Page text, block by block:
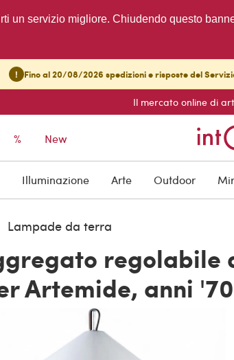
un servizio migliore. Chiudendo questo
! Fino al 20/08/2026 spedizioni e risposte del
Il mercato online di
% New
Illuminazione Arte Outdoor
Lampade da terra
regolabile
Artemide, anni '70